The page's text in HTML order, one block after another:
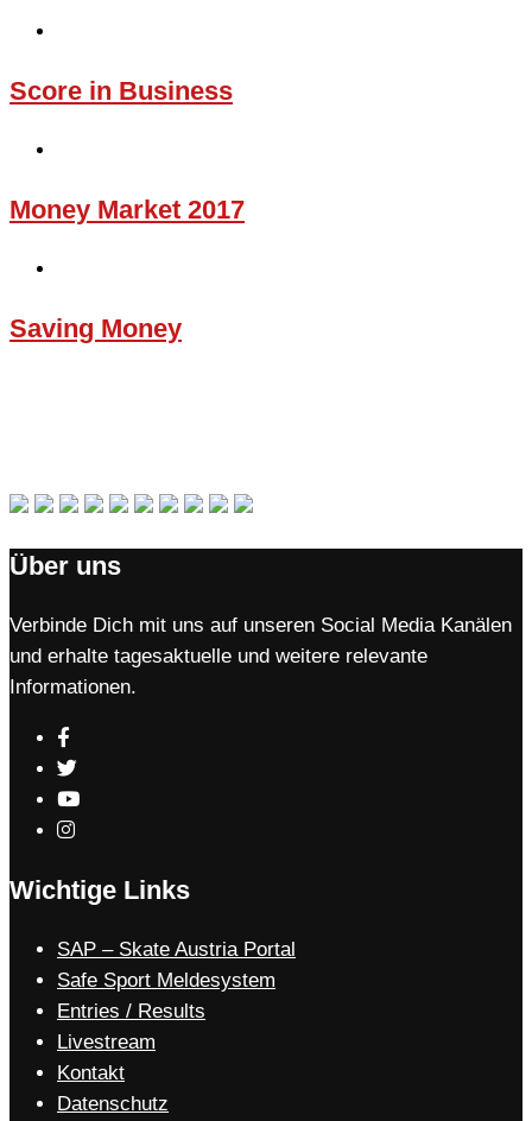
Score in Business
Money Market 2017
Saving Money
Über uns
Verbinde Dich mit uns auf unseren Social Media Kanälen
und erhalte tagesaktuelle und weitere relevante
Informationen.
Wichtige Links
SAP – Skate Austria Portal
Safe Sport Meldesystem
Entries / Results
Livestream
Kontakt
Datenschutz